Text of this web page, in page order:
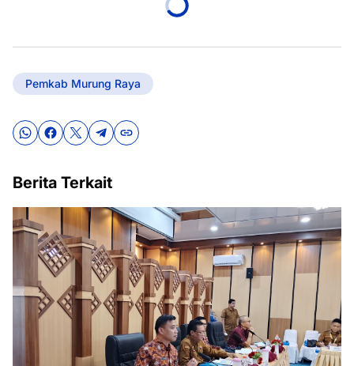
Pemkab Murung Raya
Berita Terkait